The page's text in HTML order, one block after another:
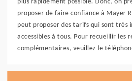
plus rapidement possible. Donc, on
proposer de faire confiance à Mayer
peut proposer des tarifs qui sont très
accessibles à tous. Pour recueillir les
complémentaires, veuillez le